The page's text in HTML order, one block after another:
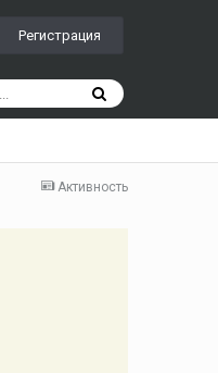
Регистрация
Активность